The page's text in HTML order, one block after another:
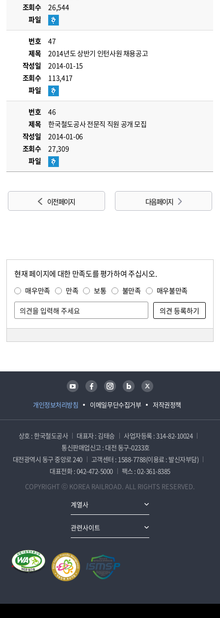
조회수
26,544
파일
번호
47
제목
2014년도 상반기 인턴사원 채용공고
작성일
2014-01-15
조회수
113,417
파일
번호
46
제목
한국철도공사 전문직 직원 공개 모집
작성일
2014-01-06
조회수
27,309
파일
이전 페이지 다음 페이지
현재 페이지에 대한 만족도를 평가하여 주십시오.
매우만족 만족 보통 불만족 매우불만족
개인정보처리방침 이메일무단수집거부 저작권정책
유튜브 페이스북 인스타그램 블로그 트위터
상호 : 한국철도공사 대표자 : 김태승
사업자등록 : 314-82-10024
통신판매업신고 : 대전 동구-0233호
대전광역시 동구 중앙로 240
고객센터 : 1588-7788(이용료 : 발신자부담)
대표전화 : 042-472-5000
팩스 : 02-361-8385
COPYRIGHT ⓒ KOREA RAILROAD. ALL RIGHTS RESERVED.
계열사
관련사이트